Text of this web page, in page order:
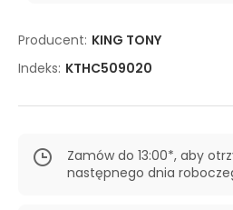
Producent: KING TONY
Indeks: KTHC509020
Zamów do 13:00*, aby
następnego dnia